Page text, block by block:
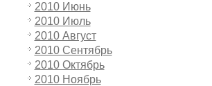
2010 Июнь
2010 Июль
2010 Август
2010 Сентябрь
2010 Октябрь
2010 Ноябрь